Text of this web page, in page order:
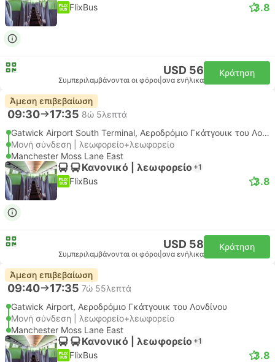
FlixBus 3.8
USD 56
Συμπεριλαμβάνονται οι φόροι ανα ενήλικα
Κράτηση
Άμεση επιβεβαίωση
09:30 17:35 8ώ 5λεπτά
Gatwick Airport South Terminal, Αεροδρόμιο Γκάτγουικ του Λονδίνου
Μονή σύνδεση | λεωφορείο+λεωφορείο
Manchester Moss Lane East
Κανονικό | λεωφορείο +1
FlixBus 3.8
USD 58
Συμπεριλαμβάνονται οι φόροι ανα ενήλικα
Κράτηση
Άμεση επιβεβαίωση
09:40 17:35 7ώ 55λεπτά
Gatwick Airport, Αεροδρόμιο Γκάτγουικ του Λονδίνου
Μονή σύνδεση | λεωφορείο+λεωφορείο
Manchester Moss Lane East
Κανονικό | λεωφορείο +1
FlixBus 3.8